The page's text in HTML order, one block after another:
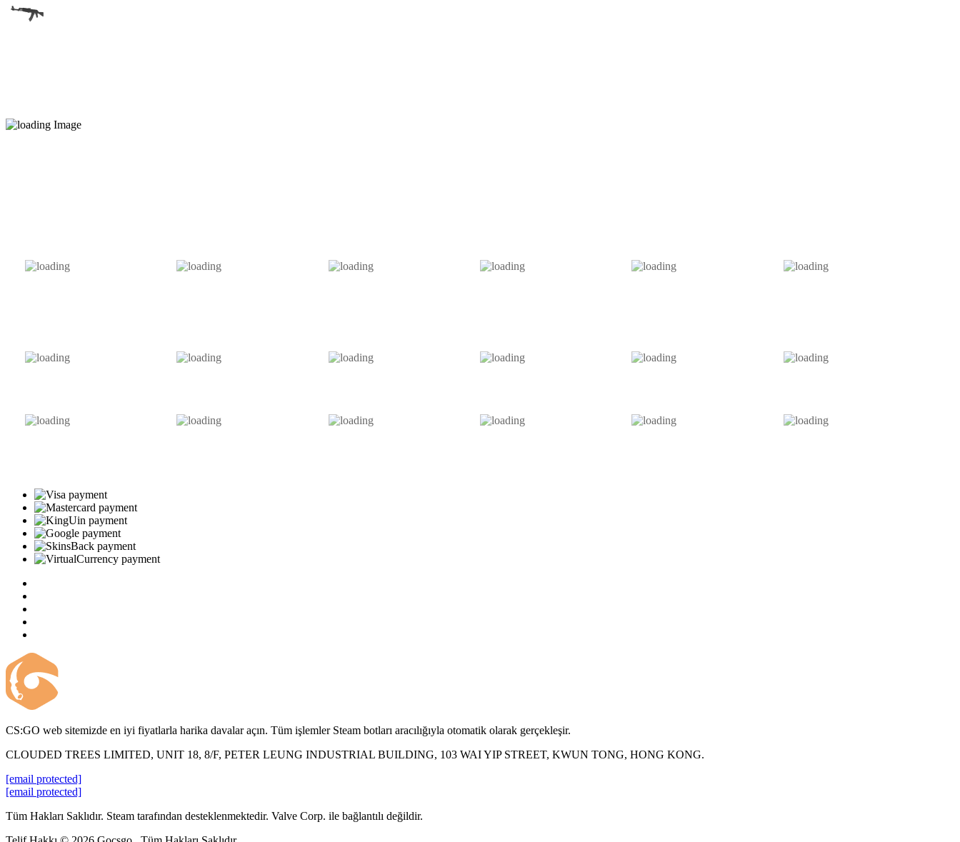
CS:GO web sitemizde en iyi fiyatlarla harika davalar açın. Tüm işlemler Steam botları aracılığıyla otomatik olarak gerçekleşir.
CLOUDED TREES LIMITED, UNIT 18, 8/F, PETER LEUNG INDUSTRIAL BUILDING, 103 WAI YIP STREET, KWUN TONG, HONG KONG.
[email protected]
[email protected]
Tüm Hakları Saklıdır. Steam tarafından desteklenmektedir. Valve Corp. ile bağlantılı değildir.